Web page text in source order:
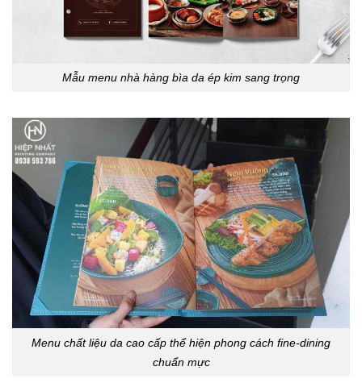
Mẫu menu nhà hàng bìa da ép kim sang trọng
Menu chất liệu da cao cấp thể hiện phong cách fine-dining
chuẩn mực